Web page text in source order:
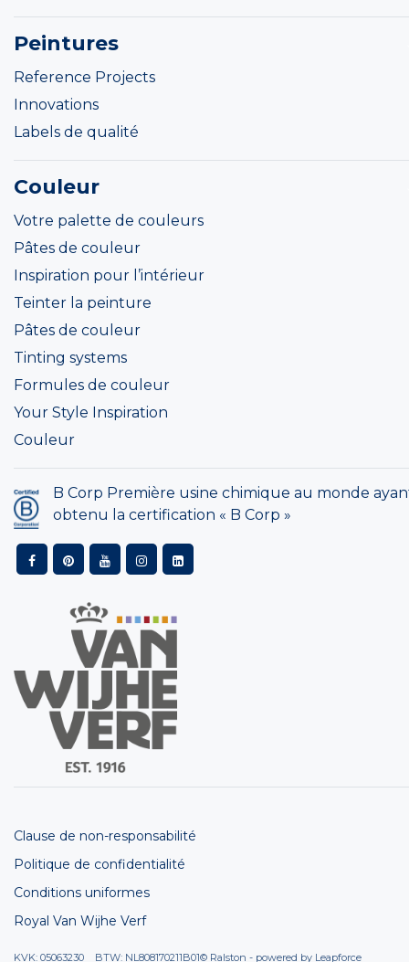
Peintures
Reference Projects
Innovations
Labels de qualité
Couleur
Votre palette de couleurs
Pâtes de couleur
Inspiration pour l’intérieur
Teinter la peinture
Pâtes de couleur
Tinting systems
Formules de couleur
Your Style Inspiration
Couleur
B Corp Première usine chimique au monde
obtenu la certification « B Corp »
Clause de non-responsabilité
Politique de confidentialité
Conditions uniformes
Royal Van Wijhe Verf
KVK: 05063230 BTW: NL808170211B01© Ralston - powered by Leapforce